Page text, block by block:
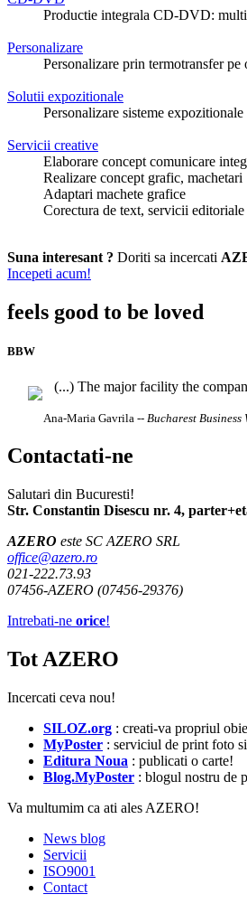
Productie integrala CD-DVD:
Personalizare
Personalizare prin termotransfer
Solutii expozitionale
Personalizare sisteme
Servicii creative
Elaborare concept comunicare
Realizare concept grafic, machetari
Adaptari machete grafice
Corectura de text, servicii editoriale
Suna interesant ? Doriti sa incercati
Incepeti acum!
feels good to be loved
BBW
(...) The major facility the
Ana-Maria Gavrila -- Bucharest Business
Contactati-ne
Salutari din Bucuresti!
Str. Constantin Disescu nr. 4,
AZERO este SC AZERO SRL
office@azero.ro
021-222.73.93
07456-AZERO (07456-29376)
Intrebati-ne orice!
Tot AZERO
Incercati ceva nou!
SILOZ.org : creati-va propriul
MyPoster : serviciul de print foto
Editura Noua : publicati o carte!
Blog.MyPoster : blogul nostru de
Va multumim ca ati ales AZERO!
News blog
Servicii
ISO9001
Contact